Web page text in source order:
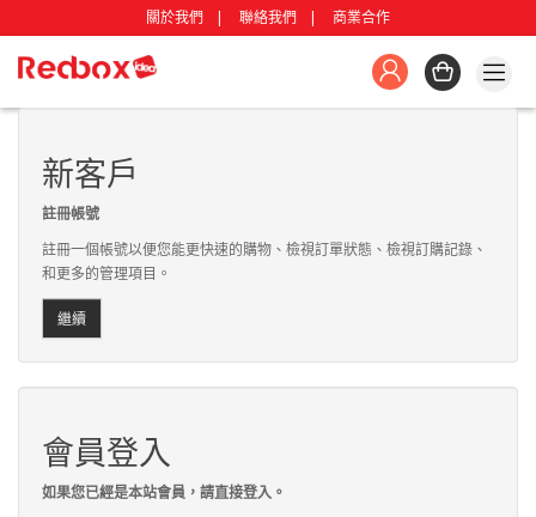
關於我們 聯絡我們 商業合作
新客戶
註冊帳號
註冊一個帳號以便您能更快速的購物、檢視訂單狀態、檢視訂購記錄、
和更多的管理項目。
繼續
會員登入
如果您已經是本站會員，請直接登入。